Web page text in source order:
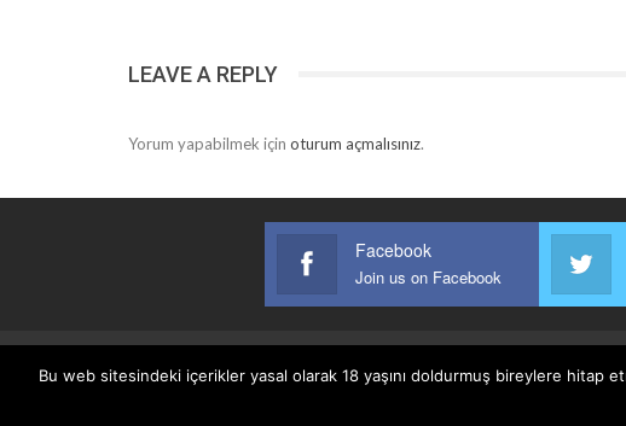
LEAVE A REPLY
Yorum yapabilmek için oturum açmalısınız.
Facebook
Join us on Facebook
Anasayfa Keyfi Yazanlar İletişim Şartlar Ve Koşullar
Bu web sitesindeki içerikler yasal olarak 18 yaşını doldurmuş bireylere hitap